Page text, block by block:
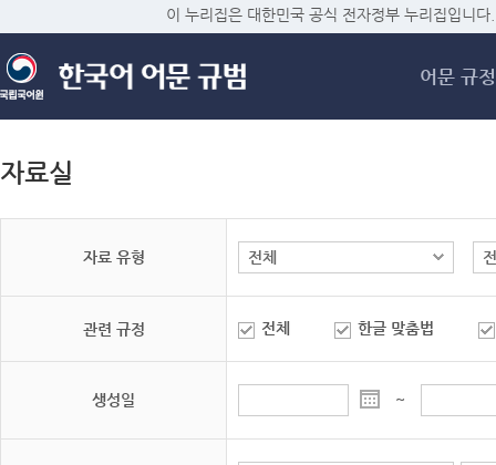
메
이 누리집은 대한민국 공식 전자정부 누리집입니다.
어문 규정
자료실
자료 유형
관련 규정 전체 한글 맞춤법
생성일 ~